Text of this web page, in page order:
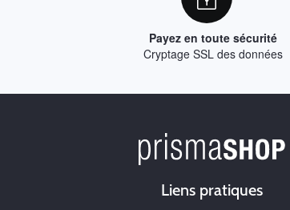
Payez en toute sécurité
Cryptage SSL des données
Liens pratiques